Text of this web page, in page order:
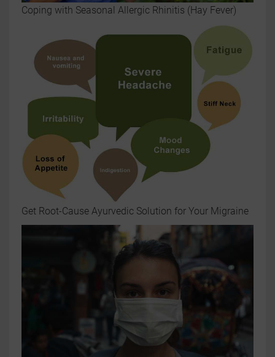
Coping with Seasonal Allergic Rhinitis (Hay Fever)
Get Root-Cause Ayurvedic Solution for Your Migraine